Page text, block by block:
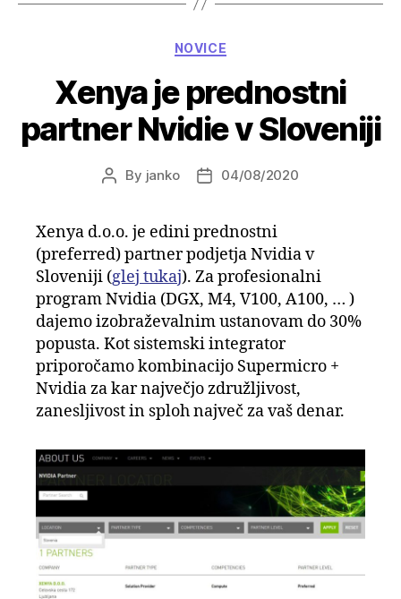
Categories
NOVICE
Xenya je prednostni
partner Nvidie v Sloveniji
Post
By janko
Post04/08/2020
Xenya d.o.o. je edini prednostni
(preferred) partner podjetja Nvidia v
Sloveniji (glej tukaj). Za profesionalni
program Nvidia (DGX, M4, V100, A100, … )
dajemo izobraževalnim ustanovam do 30%
popusta. Kot sistemski integrator
priporočamo kombinacijo Supermicro +
Nvidia za kar največjo združljivost,
zanesljivost in sploh največ za vaš denar.